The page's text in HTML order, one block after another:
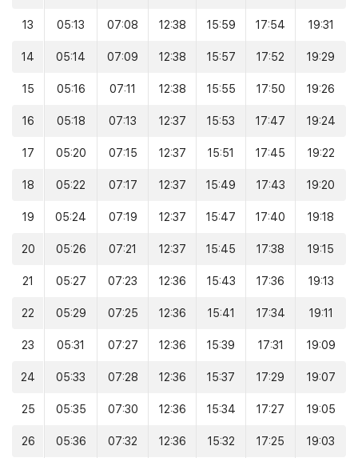
13 05:13 07:08 12:38 15:59 17:54 19:31
14 05:14 07:09 12:38 15:57 17:52 19:29
15 05:16 07:11 12:38 15:55 17:50 19:26
16 05:18 07:13 12:37 15:53 17:47 19:24
17 05:20 07:15 12:37 15:51 17:45 19:22
18 05:22 07:17 12:37 15:49 17:43 19:20
19 05:24 07:19 12:37 15:47 17:40 19:18
20 05:26 07:21 12:37 15:45 17:38 19:15
21 05:27 07:23 12:36 15:43 17:36 19:13
22 05:29 07:25 12:36 15:41 17:34 19:11
23 05:31 07:27 12:36 15:39 17:31 19:09
24 05:33 07:28 12:36 15:37 17:29 19:07
25 05:35 07:30 12:36 15:34 17:27 19:05
26 05:36 07:32 12:36 15:32 17:25 19:03